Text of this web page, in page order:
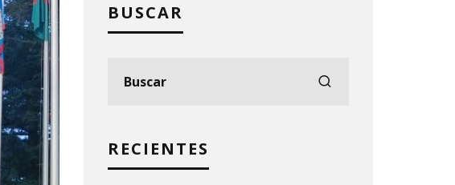
BUSCAR
RECIENTES